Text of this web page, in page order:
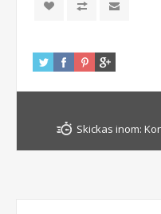
Skickas inom: